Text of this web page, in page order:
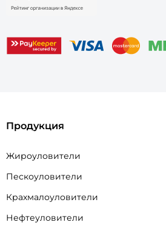
Продукция
Жироуловители
Пескоуловители
Крахмалоуловители
Нефтеуловители